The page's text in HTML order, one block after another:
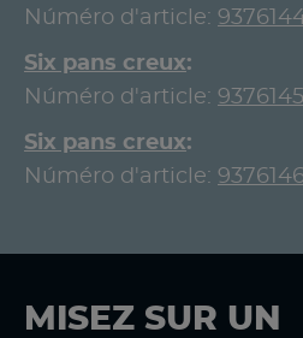
Núméro d'article:
Six pans creux
Núméro d'article: 9376145
Six pans creux
Núméro d'article: 9376146
MISEZ SUR UN